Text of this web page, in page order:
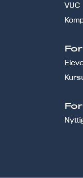
VUC